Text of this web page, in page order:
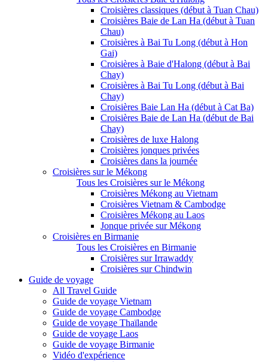
Croisières classiques (début à Tuan Chau)
Croisières Baie de Lan Ha (début à Tuan
Chau)
Croisières à Bai Tu Long (début à Hon
Gai)
Croisières à Baie d'Halong (début à Bai
Chay)
Croisières à Bai Tu Long (début à Bai
Chay)
Croisières Baie Lan Ha (début à Cat Ba)
Croisières Baie de Lan Ha (début de Bai
Chay)
Croisières de luxe Halong
Croisières jonques privées
Croisières dans la journée
Croisières sur le Mékong
Tous les Croisières sur le Mékong
Croisières Mékong au Vietnam
Croisières Vietnam & Cambodge
Croisières Mékong au Laos
Jonque privée sur Mékong
Croisières en Birmanie
Tous les Croisières en Birmanie
Croisières sur Irrawaddy
Croisières sur Chindwin
Guide de voyage
All Travel Guide
Guide de voyage Vietnam
Guide de voyage Cambodge
Guide de voyage Thaïlande
Guide de voyage Laos
Guide de voyage Birmanie
Vidéo d'expérience